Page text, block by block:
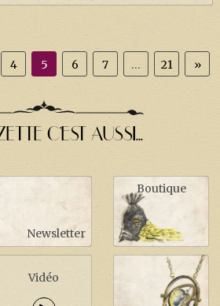
4 5 6 7 … 21 »
C'EST AUSSI...
Newsletter
Boutique
Vidéo